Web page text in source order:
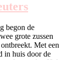
begon de
grote zussen
Met een
in huis door de